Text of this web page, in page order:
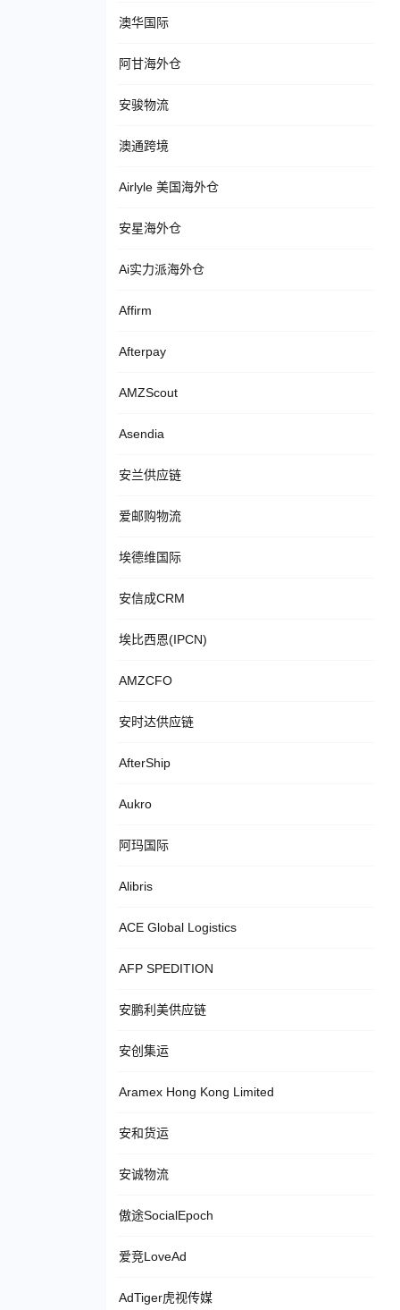
澳华国际
阿甘海外仓
安骏物流
澳通跨境
Airlyle 美国海外仓
安星海外仓
Ai实力派海外仓
Affirm
Afterpay
AMZScout
Asendia
安兰供应链
爱邮购物流
埃德维国际
安信成CRM
埃比西恩(IPCN)
AMZCFO
安时达供应链
AfterShip
Aukro
阿玛国际
Alibris
ACE Global Logistics
AFP SPEDITION
安鹏利美供应链
安创集运
Aramex Hong Kong Limited
安和货运
安诚物流
傲途SocialEpoch
爱竞LoveAd
AdTiger虎视传媒